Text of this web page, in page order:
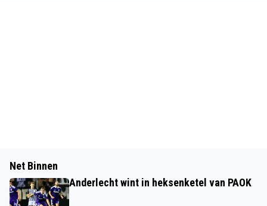
Net Binnen
Anderlecht wint in heksenketel van PAOK